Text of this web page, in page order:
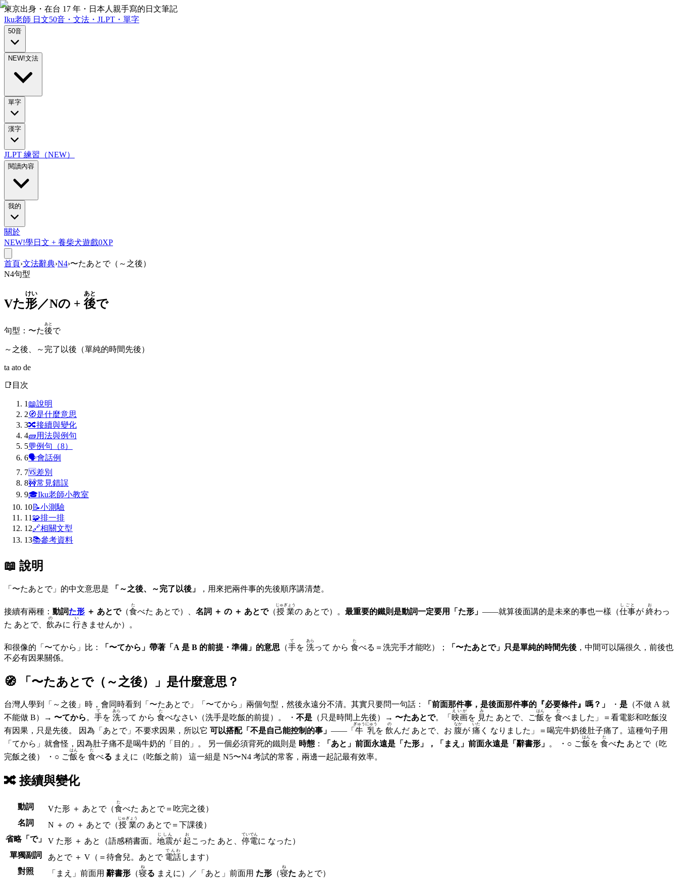
東京出身・在台 17 年・日本人親手寫的日文筆記
Iku老師 日文50音・文法・JLPT・單字
50音
NEW!文法
單字
漢字
JLPT 練習（NEW）
閱讀內容
我的
關於
NEW!學日文 + 養柴犬遊戲0XP
首頁›文法辭典›N4›〜たあとで（～之後）
N4句型
Vた形
けい
／Nの + 後
あと
で
句型 ： 〜た後
あと
で
～之後、～完了以後（單純的時間先後）
ta ato de
📑 目次
1 📖說明
2🧭是什麼意思
3🔀接續與變化
4🧱用法與例句
5💬例句（8）
6🗣會話例
7🆚差別
8🚧常見錯誤
9🎓Iku老師小教室
10📝小測驗
11 🧩排一排
12🔗相關文型
13📚參考資料
📖 說明
「〜たあとで」的中文意思是 「～之後、～完了以後」 ，用來把兩件事的先後順序講清楚。
接續有兩種： 動詞た形 ＋ あとで（食
た
べた あとで）、 名詞 ＋ の ＋ あとで（授業
じゅぎょう
の あとで）。 最重要的鐵則是動詞一定要用「た形」 ——就算後面講的是未來的事也一樣（仕事
しごと
が 終
お
わっ
た あとで、 飲
の
みに 行
い
きませんか）。
和很像的「〜てから」比： 「〜てから」帶著「A 是 B 的前提・準備」的意思 （手
て
を 洗
あら
って から 食
た
べる＝洗完手才能吃）； 「〜たあとで」只是單純的時間先後 ，中間可以隔很久，前後也
不必有因果關係。
🧭 「 〜たあとで（～之後） 」是什麼意思？
台灣人學到「～之後」時，會同時看到「〜たあとで」「〜てから」兩個句型，然後永遠分不清。其實只要問一句話： 「前面那件事，是後面那件事的『必要條件』嗎？」 ・ 是 （不做 A 就
不能做 B）→ 〜てから。 手
て
を 洗
あら
って から 食
た
べなさい（洗手是吃飯的前提）。 ・ 不是 （只是時間上先後）→ 〜たあとで。「 映画
えいが
を 見
み
た あとで、ご飯
はん
を 食
た
べました」＝看電影和吃飯沒
有因果，只是先後。 因為「あとで」不要求因果，所以它 可以搭配「不是自己能控制的事」 ——「 牛乳
ぎゅうにゅう
を 飲
の
んだ あとで、お 腹
なか
が 痛
いた
く なりました」＝喝完牛奶後肚子痛了。這種句子用
「てから」就會怪，因為肚子痛不是喝牛奶的「目的」。 另一個必須背死的鐵則是 時態 ： 「あと」前面永遠是「た形」，「まえ」前面永遠是「辭書形」 。 ・○ ご飯
はん
を 食
た
べた あとで（吃
完飯之後） ・○ ご飯
はん
を 食
た
べる まえに（吃飯之前） 這一組是 N5〜N4 考試的常客，兩邊一起記最有效率。
🔀接續與變化
動詞 Vた形 ＋ あとで（食
た
べた あとで＝吃完之後）
名詞
N ＋ の ＋ あとで（授業
じゅぎょう
の あとで＝下課後）
省略「で」
V た形 ＋ あと （語感稍書面。 地震
じしん
が 起
お
こった あと、 停電
ていでん
に なった）
單獨副詞
あとで ＋ V （＝待會兒。あとで 電話
でんわ
します）
對照
「まえ」前面用 辭書形 （寝
ね
る まえに）／「あと」前面用 た形 （寝
ね
た あとで）